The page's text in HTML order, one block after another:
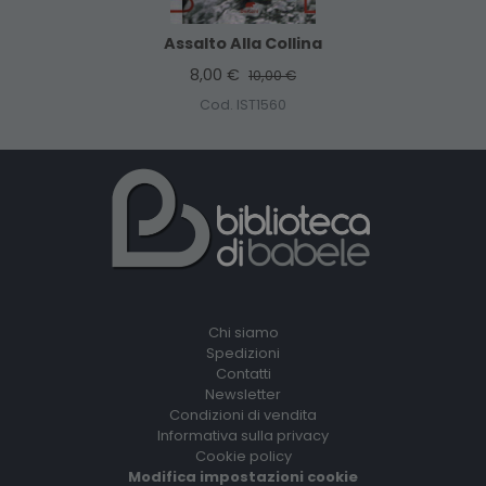
Assalto Alla Collina
8,00 € 10,00 €
Cod. IST1560
Chi siamo
Spedizioni
Contatti
Newsletter
Condizioni di vendita
Informativa sulla privacy
Cookie policy
Modifica impostazioni cookie